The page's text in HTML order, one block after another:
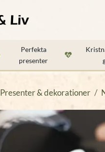
Perfekta
presenter
Presenter & dekorationer